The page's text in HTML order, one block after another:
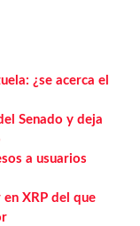
¿se acerca el
Senado y deja
a usuarios
XRP del que